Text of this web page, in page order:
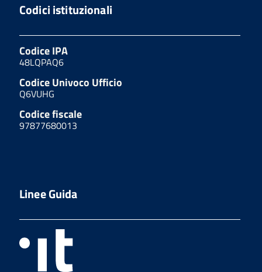
Codici istituzionali
Codice IPA
48LQPAQ6
Codice Univoco Ufficio
Q6VUHG
Codice fiscale
97877680013
Linee Guida